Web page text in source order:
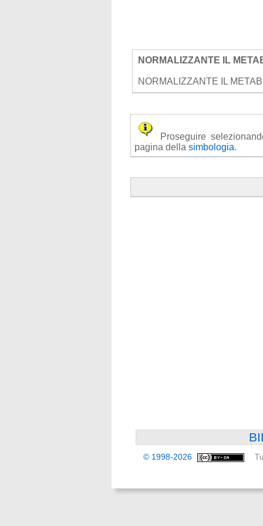
NORMALIZZANTE IL
NORMALIZZANTE IL
Proseguire
pagina dellasimbologia.
© 1998-2026